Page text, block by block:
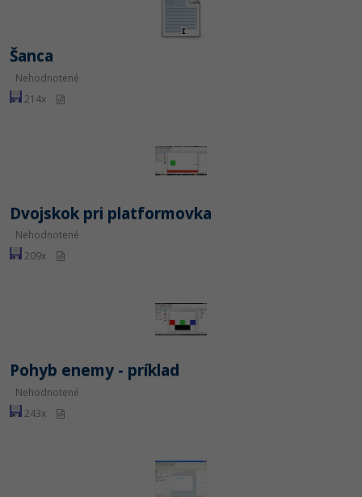
Šanca
Nehodnotené
214x
Dvojskok pri platformovka
Nehodnotené
209x
Pohyb enemy - príklad
Nehodnotené
243x